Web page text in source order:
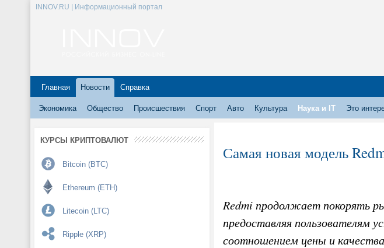
INNOV.RU | Информационный портал
Главная Новости Справка
Экономика Общество Происшествия Спорт Авто Культура Наука и IT Это
КУРСЫ КРИПТОВАЛЮТ
Bitcoin (BTC)
Ethereum (ETH)
Litecoin (LTC)
Ripple (XRP)
Самая новая модель
Redmi продолжает покорять
предоставляя пользователям
соотношением цены и качества